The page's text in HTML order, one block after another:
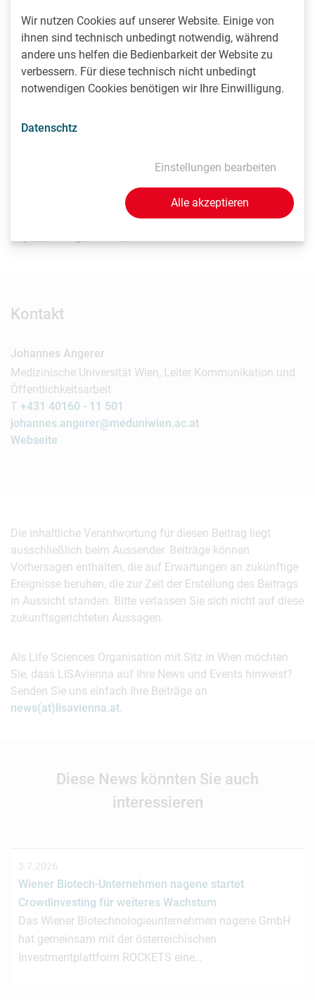
Publikation: Nature Communications
Wearable non-invasive neuroprosthesis for targeted
Greta Preatoni, Giacomo Valle, Nikolai Pfender, Felix
Kontakt
Johannes Angerer
Medizinische Universität Wien, Leiter Kommunikation und
Öffentlichkeitsarbeit
T +431 40160 - 11 501
johannes.angerer@meduniwien.ac.at
Webseite
Die inhaltliche Verantwortung für diesen Beitrag liegt
ausschließlich beim Aussender. Beiträge können
Vorhersagen enthalten, die auf Erwartungen an zukünftige
Ereignisse beruhen, die zur Zeit der Erstellung des Beitrags
in Aussicht standen. Bitte verlassen Sie sich nicht auf diese
zukunftsgerichteten Aussagen.
Als Life Sciences Organisation mit Sitz in Wien möchten
Sie, dass LISAvienna auf Ihre News und Events hinweist?
Senden Sie uns einfach Ihre Beiträge an
news(at)lisavienna.at.
Diese News könnten Sie auch
interessieren
3.7.2026
Wiener Biotech-Unternehmen nagene startet
Crowdinvesting für weiteres Wachstum
Das Wiener Biotechnologieunternehmen nagene GmbH
hat gemeinsam mit der österreichischen
Investmentplattform ROCKETS eine…
Wir nutzen Cookies auf unserer Website. Einige von
ihnen sind technisch unbedingt notwendig, während
andere uns helfen die Bedienbarkeit der Website zu
verbessern. Für diese technisch nicht unbedingt
notwendigen Cookies benötigen wir Ihre Einwilligung.
Datenschtz
Einstellungen bearbeiten
Alle akzeptieren